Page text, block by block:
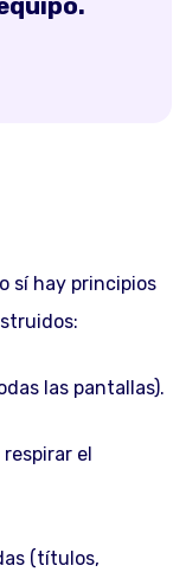
sí hay principios
las pantallas).
el
(títulos,